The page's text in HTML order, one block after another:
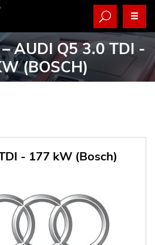
AUDI Q5 3.0 TDI -
(BOSCH)
- 177 kW (Bosch)